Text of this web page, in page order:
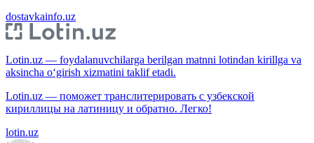
dostavkainfo.uz
Lotin.uz — foydalanuvchilarga berilgan matnni lotindan kirillga va
aksincha o‘girish xizmatini taklif etadi.
Lotin.uz — поможет транслитерировать с узбекской
кириллицы на латиницу и обратно. Легко!
lotin.uz